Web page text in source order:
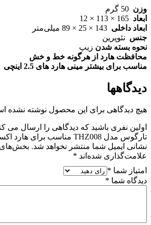
وزن 50 گرم
ابعاد
ابعاد داخلی 143 × 25 × 89 میلی‌متر
جنس نئوپرین
نحوه بسته شدن زیپ
محافظت هارد از هرگونه خط و خش
مناسب برای بیشتر مینی هارد های 2.5 اینچی
دیدگاهها
هیچ دیدگاهی برای این محصول نوشته نشده
اولین نفری باشید که دیدگاهی را ارسال می
تارگوس مدل THZ008 مناسب برای هارد اکسترنال”
نشانی ایمیل شما منتشر نخواهد شد. بخش‌های
علامت‌گذاری شده‌اند *
امتیاز شما *
دیدگاه شما *